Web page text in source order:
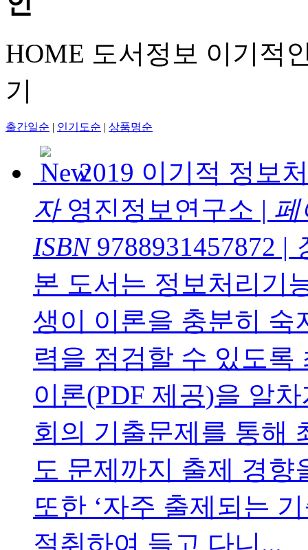
HOME 도서정보 이기적
기
출간일순 | 인기도순 | 상품명순
2019 이기적 정보
자영진정보연구소 | 페
ISBN9788931457872 |
본 도서는 정보처리기
생이 이론을 충분히 숙
력을 점검할 수 있도록
이론(PDF 제공)을 알
회의 기출문제를 통해
도 문제까지 출제 경향
또한 ‘자주 출제되는
절취하여 들고 다니...